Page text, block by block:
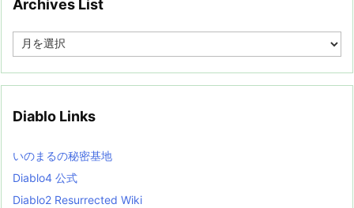
Archives List
e
i
s
t
Diablo Links
いのまるの秘密基地
Diablo4 公式
Diablo2 Resurrected Wiki